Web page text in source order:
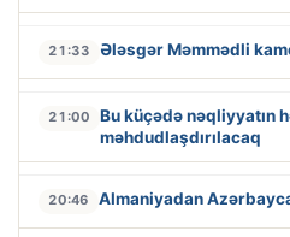
21:33 Ələsgər Məmmədli
21:00
Bu küçədə nəqliyyatın
məhdudlaşdırılacaq
20:46 Almaniyadan